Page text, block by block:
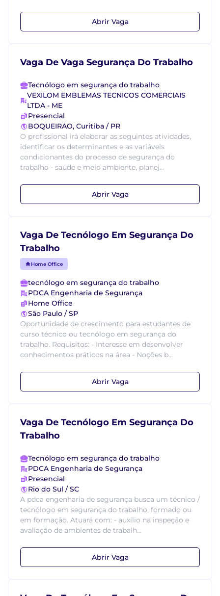
Abrir Vaga
Vaga De Vaga Segurança Do Trabalho
Tecnólogo em segurança do trabalho
VEXILOM EMBLEMAS TECNICOS COMERCIAIS
LTDA - ME
Presencial
BOQUEIRAO, Curitiba / PR
O profissional irá elaborar as seguintes atividades,
identificar os determinantes e as variáveis
condicionantes do processo de segurança do
trabalho - saúde e meio ambiente, planej...
Abrir Vaga
Vaga De Tecnólogo Em Segurança Do
Trabalho
Home Office
tecnólogo em segurança do trabalho
PDCA Engenharia de Segurança
Home Office
São Paulo / SP
Oportunidade de crescimento para estudantes de
curso técnico ou tecnólogo em segurança do
trabalho. Requisitos: - Interesse em desenvolver
conhecimentos práticos na área - Noções b...
Abrir Vaga
Vaga De Tecnólogo Em Segurança Do
Trabalho
Tecnólogo em segurança do trabalho
PDCA Engenharia de Segurança
Presencial
Rio do Sul / SC
A pdca engenharia de segurança busca um técnico /
tecnólogo em segurança do trabalho, formado ou
em formação. Atuará com: - auxílio na inspeção e
avaliação de ambientes de trabalh...
Abrir Vaga